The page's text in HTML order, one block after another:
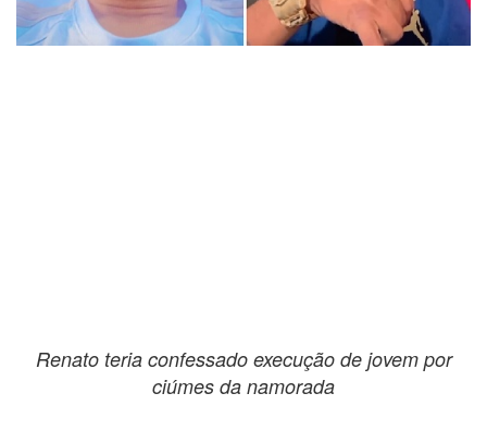
Renato teria confessado execução de jovem por
ciúmes da namorada